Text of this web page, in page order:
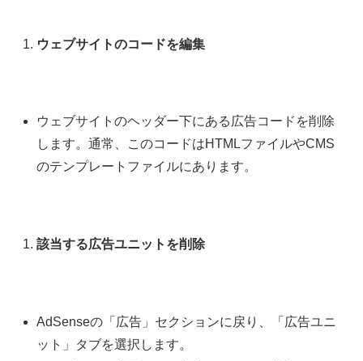
ウェブサイトのコードを編集
ウェブサイトのヘッダー下にある広告コードを削除
します。通常、このコードはHTMLファイルやCMS
のテンプレートファイルにあります。
該当する広告ユニットを削除
AdSenseの「広告」セクションに戻り、「広告ユニ
ット」タブを選択します。